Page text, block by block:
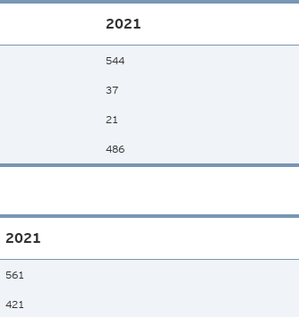
2021
544
37
21
486
2021
561
421